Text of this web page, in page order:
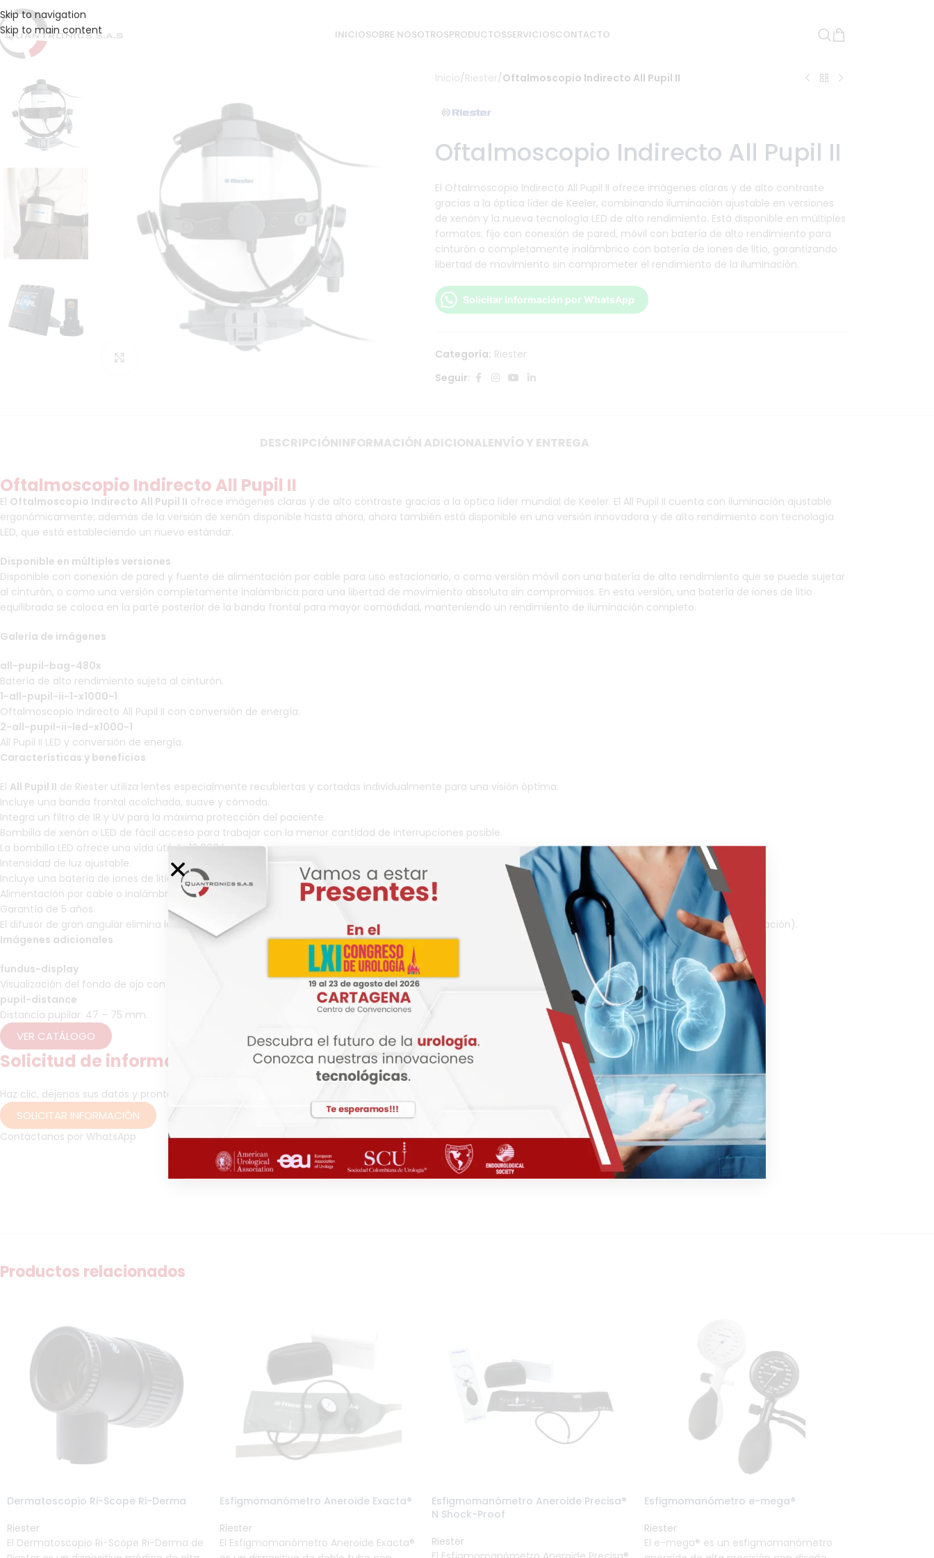
Skip to navigation
Skip to main content
INICIOSOBRE NOSOTROSPRODUCTOSSERVICIOSCONTACTO
Inicio/Riester /Oftalmoscopio Indirecto All Pupil II
Oftalmoscopio Indirecto All Pupil II
El Oftalmoscopio Indirecto All Pupil II ofrece imágenes claras y de alto contraste
gracias a la óptica líder de Keeler, combinando iluminación ajustable en versiones
de xenón y la nueva tecnología LED de alto rendimiento. Está disponible en múltiples
formatos: fijo con conexión de pared, móvil con batería de alto rendimiento para
cinturón o completamente inalámbrico con batería de iones de litio, garantizando
libertad de movimiento sin comprometer el rendimiento de la iluminación.
Solicitar información por WhatsApp
Categoría: Riester
Seguir:
DESCRIPCIÓNINFORMACIÓN ADICIONALENVÍO Y ENTREGA
Oftalmoscopio Indirecto All Pupil II
El Oftalmoscopio Indirecto All Pupil II ofrece imágenes claras y de alto contraste gracias a la óptica líder mundial de Keeler. El All Pupil II cuenta con iluminación ajustable
ergonómicamente; además de la versión de xenón disponible hasta ahora, ahora también está disponible en una versión innovadora y de alto rendimiento con tecnología
LED, que está estableciendo un nuevo estándar.
Disponible en múltiples versiones
Disponible con conexión de pared y fuente de alimentación por cable para uso estacionario, o como versión móvil con una batería de alto rendimiento que se puede sujetar
al cinturón, o como una versión completamente inalámbrica para una libertad de movimiento absoluta sin compromisos. En esta versión, una batería de iones de litio
equilibrada se coloca en la parte posterior de la banda frontal para mayor comodidad, manteniendo un rendimiento de iluminación completo.
Galería de imágenes
all-pupil-bag-480x
Batería de alto rendimiento sujeta al cinturón.
1-all-pupil-ii-1-x1000-1
Oftalmoscopio Indirecto All Pupil II con conversión de energía.
2-all-pupil-ii-led-x1000-1
All Pupil II LED y conversión de energía.
Características y beneficios
El All Pupil II de Riester utiliza lentes especialmente recubiertas y cortadas individualmente para una visión óptima.
Incluye una banda frontal acolchada, suave y cómoda.
Integra un filtro de IR y UV para la máxima protección del paciente.
Bombilla de xenón o LED de fácil acceso para trabajar con la menor cantidad de interrupciones posible.
La bombilla LED ofrece una vida útil de 10,000 horas.
Intensidad de luz ajustable.
Incluye una batería de iones de litio de alto rendimiento.
Alimentación por cable o inalámbrica.
Garantía de 5 años.
El difusor de gran angular elimina las sombras en el borde de la lente, ampliando considerablemente el campo de visión (se muestra en la imagen a continuación).
Imágenes adicionales
fundus-display
Visualización del fondo de ojo con lente de Vilk: 1 con difusor, 2 sin difusor.
pupil-distance
Distancia pupilar: 47 – 75 mm.
VER CATÁLOGO
Solicitud de información
Haz clic, dejenos sus datos y pronto un asesor se contactará con usted para brindarle más información.
SOLICITAR INFORMACIÓN
Contáctanos por WhatsApp
Oftalmoscopio ri-scope® L, dispositivo de examen ocular, diagnóstico oftalmológico, imagen digital de retina, examen del fondo de ojo, diagnóstico de retina, detección de
glaucoma, evaluación de retinopatía, análisis del nervio óptico, oftalmoscopía, diagnóstico de cataratas, evaluación visual, servicios de diagnóstico ocular, tratamientos
oculares, consulta oftalmológica, cirugía ocular, oftalmólogo, optometrista, médico oftalmólogo, especialista en retina, técnico en oftalmoscopía, cirujano ocular,
Productos relacionados
Dermatoscopio Ri-Scope Ri-Derma
Riester
El Dermatoscopio Ri-Scope Ri-Derma de
Esfigmomanómetro Aneroide Exacta®
Riester
El Esfigmomanómetro Aneroide Exacta®
Esfigmomanómetro Aneroide Precisa®
N Shock-Proof
Riester
Esfigmomanómetro e-mega®
Riester
El e-mega® es un esfigmomanómetro